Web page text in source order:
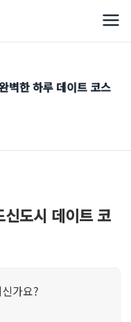
벽한 하루 데이트 코스
도시 데이트 코
가요?